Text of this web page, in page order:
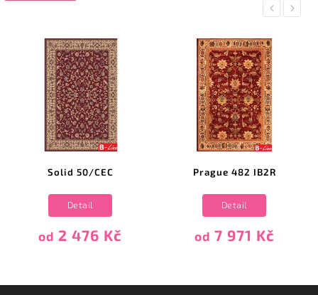
Previous
Solid 50/CEC
od 2 476 Kč
Detail
Prague 482 IB2R
od 7 971 Kč
Detail
Next